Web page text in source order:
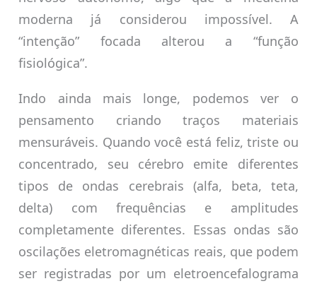
moderna já considerou impossível. A
“intenção” focada alterou a “função
fisiológica”.
Indo ainda mais longe, podemos ver o
pensamento criando traços materiais
mensuráveis. Quando você está feliz, triste ou
concentrado, seu cérebro emite diferentes
tipos de ondas cerebrais (alfa, beta, teta,
delta) com frequências e amplitudes
completamente diferentes. Essas ondas são
oscilações eletromagnéticas reais, que podem
ser registradas por um eletroencefalograma